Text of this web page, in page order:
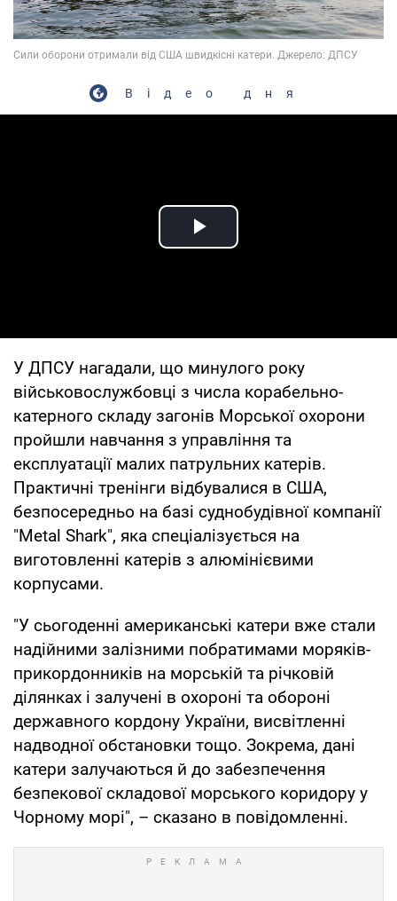
Відео дня
Play Video
У ДПСУ нагадали, що минулого року
військовослужбовці з числа корабельно-
катерного складу загонів Морської охорони
пройшли навчання з управління та
експлуатації малих патрульних катерів.
Практичні тренінги відбувалися в США,
безпосередньо на базі суднобудівної компанії
"Metal Shark", яка спеціалізується на
виготовленні катерів з алюмінієвими
корпусами.
"У сьогоденні американські катери вже стали
надійними залізними побратимами моряків-
прикордонників на морській та річковій
ділянках і залучені в охороні та обороні
державного кордону України, висвітленні
надводної обстановки тощо. Зокрема, дані
катери залучаються й до забезпечення
безпекової складової морського коридору у
Чорному морі", – сказано в повідомленні.